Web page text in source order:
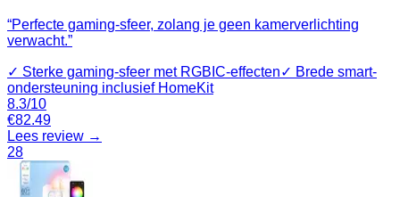
“Perfecte gaming-sfeer, zolang je geen kamerverlichting
verwacht.”
✓ Sterke gaming-sfeer met RGBIC-effecten✓ Brede smart-
ondersteuning inclusief HomeKit
8.3/10
€82.49
Lees review →
28